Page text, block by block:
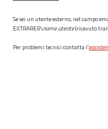
Se sei un utente esterno, nel campo
EXTRARER\nome utente(ricevuto
Per problemi tecnici contatta l’